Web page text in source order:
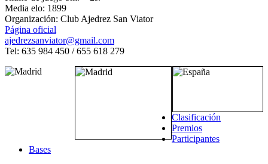
Media elo: 1899
Organización: Club Ajedrez San Viator
Página oficial
ajedrezsanviator@gmail.com
Tel: 635 984 450 / 655 618 279
Clasificación
Premios
Participantes
Bases